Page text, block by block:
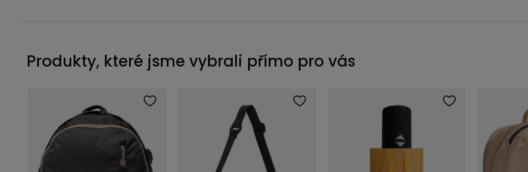
Produkty, které jsme vybrali přímo pro vás